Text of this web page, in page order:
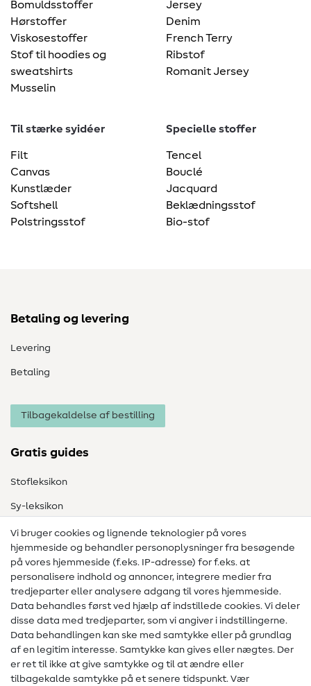
Bomuldsstoffer
Hørstoffer
Viskosestoffer
Stof til hoodies og
sweatshirts
Musselin
Jersey
Denim
French Terry
Ribstof
Romanit Jersey
Til stærke syidéer
Filt
Canvas
Kunstlæder
Softshell
Polstringsstof
Specielle stoffer
Tencel
Bouclé
Jacquard
Beklædningsstof
Bio-stof
Betaling og levering
Levering
Betaling
Tilbagekaldelse af bestilling
Gratis guides
Stofleksikon
Sy-leksikon
Syvejledninger
Hjælp & kontakt
Kontakt
Information om ændring af operatør
FAQ
Fortrydelsesret
Vi bruger cookies og lignende teknologier på vores
hjemmeside og behandler personoplysninger fra besøgende
på vores hjemmeside (f.eks. IP-adresse) for f.eks. at
personalisere indhold og annoncer, integrere medier fra
tredjeparter eller analysere adgang til vores hjemmeside.
Data behandles først ved hjælp af indstillede cookies. Vi deler
disse data med tredjeparter, som vi angiver i indstillingerne.
Data behandlingen kan ske med samtykke eller på grundlag
af en legitim interesse. Samtykke kan gives eller nægtes. Der
er ret til ikke at give samtykke og til at ændre eller
tilbagekalde samtykke på et senere tidspunkt. Vær